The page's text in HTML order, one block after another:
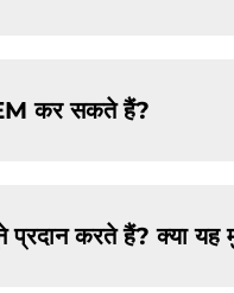
कर सकते हैं?
करते हैं? क्या यह